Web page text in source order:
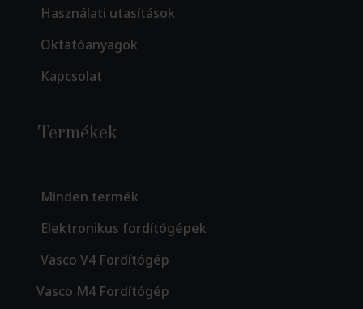
Használati utasítások
Oktatóanyagok
Kapcsolat
Termékek
Minden termék
Elektronikus fordítógépek
Vasco V4 Fordítógép
Vasco M4 Fordítógép